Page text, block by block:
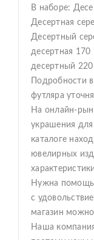
В наборе:
Десертная
Десертный
десертная
десертный
Подробности
футляра
На онлайн-
украшения
каталоге
ювелирных
Нужна
с
магазин
Наша